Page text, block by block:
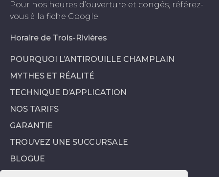
Pour nos heures d’ouverture et congés, référez-
vous à la fiche Google.
Horaire de Trois-Rivières
POURQUOI L’ANTIROUILLE CHAMPLAIN
MYTHES ET RÉALITÉ
TECHNIQUE D’APPLICATION
NOS TARIFS
GARANTIE
TROUVEZ UNE SUCCURSALE
BLOGUE